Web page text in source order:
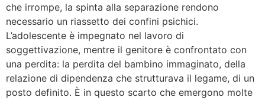
che irrompe, la spinta alla separazione rendono
necessario un riassetto dei confini psichici.
L’adolescente è impegnato nel lavoro di
soggettivazione, mentre il genitore è confrontato con
una perdita: la perdita del bambino immaginato, della
relazione di dipendenza che strutturava il legame, di un
posto definito. È in questo scarto che emergono molte